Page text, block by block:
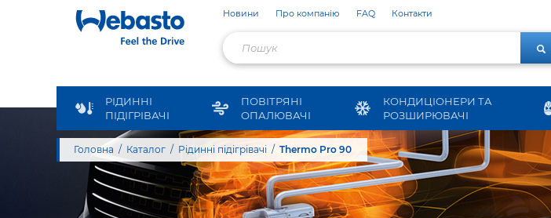
Новини Про компанію FAQ Контакти
РІДИННІ
ПІДІГРІВАЧІ
ПОВІТРЯНІ
ОПАЛЮВАЧІ
КОНДИЦІОНЕРИ ТА
РОЗШИРЮВАЧІ
Головна Каталог Рідинні підігрівачі Thermo Pro 90